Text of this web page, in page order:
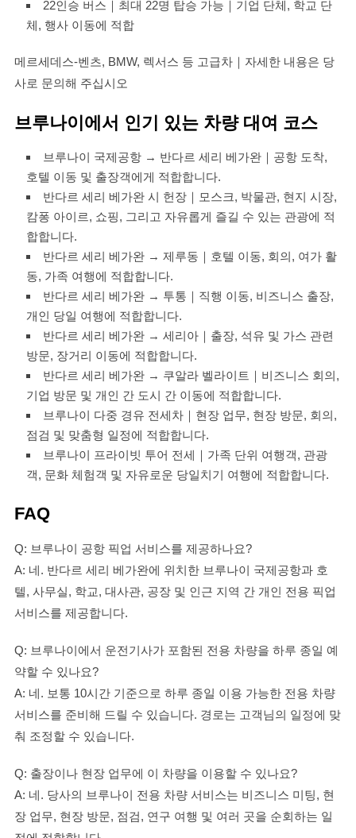
22인승 버스｜최대 22명 탑승 가능｜기업 단체, 학교 단
체, 행사 이동에 적합
메르세데스-벤츠, BMW, 렉서스 등 고급차｜자세한 내용은 당
사로 문의해 주십시오
브루나이에서 인기 있는 차량 대여 코스
브루나이 국제공항 → 반다르 세리 베가완｜공항 도착,
호텔 이동 및 출장객에게 적합합니다.
반다르 세리 베가완 시 헌장｜모스크, 박물관, 현지 시장,
캄퐁 아이르, 쇼핑, 그리고 자유롭게 즐길 수 있는 관광에 적
합합니다.
반다르 세리 베가완 → 제루동｜호텔 이동, 회의, 여가 활
동, 가족 여행에 적합합니다.
반다르 세리 베가완 → 투통｜직행 이동, 비즈니스 출장,
개인 당일 여행에 적합합니다.
반다르 세리 베가완 → 세리아｜출장, 석유 및 가스 관련
방문, 장거리 이동에 적합합니다.
반다르 세리 베가완 → 쿠알라 벨라이트｜비즈니스 회의,
기업 방문 및 개인 간 도시 간 이동에 적합합니다.
브루나이 다중 경유 전세차｜현장 업무, 현장 방문, 회의,
점검 및 맞춤형 일정에 적합합니다.
브루나이 프라이빗 투어 전세｜가족 단위 여행객, 관광
객, 문화 체험객 및 자유로운 당일치기 여행에 적합합니다.
FAQ
Q: 브루나이 공항 픽업 서비스를 제공하나요?
A: 네. 반다르 세리 베가완에 위치한 브루나이 국제공항과 호
텔, 사무실, 학교, 대사관, 공장 및 인근 지역 간 개인 전용 픽업
서비스를 제공합니다.
Q: 브루나이에서 운전기사가 포함된 전용 차량을 하루 종일 예
약할 수 있나요?
A: 네. 보통 10시간 기준으로 하루 종일 이용 가능한 전용 차량
서비스를 준비해 드릴 수 있습니다. 경로는 고객님의 일정에 맞
춰 조정할 수 있습니다.
Q: 출장이나 현장 업무에 이 차량을 이용할 수 있나요?
A: 네. 당사의 브루나이 전용 차량 서비스는 비즈니스 미팅, 현
장 업무, 현장 방문, 점검, 연구 여행 및 여러 곳을 순회하는 일